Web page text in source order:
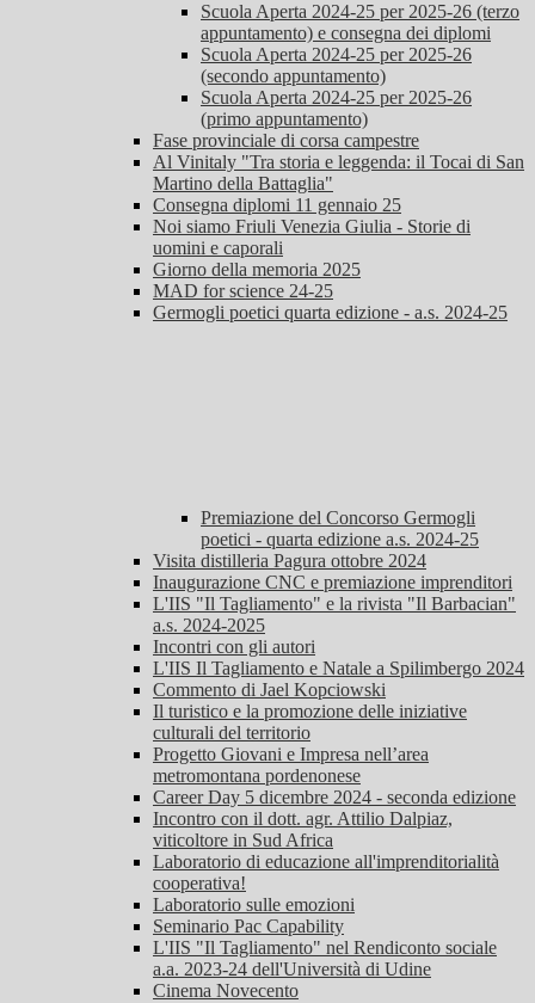
Scuola Aperta 2024-25 per 2025-26 (terzo
appuntamento) e consegna dei diplomi
Scuola Aperta 2024-25 per 2025-26
(secondo appuntamento)
Scuola Aperta 2024-25 per 2025-26
(primo appuntamento)
Fase provinciale di corsa campestre
Al Vinitaly "Tra storia e leggenda: il Tocai di San
Martino della Battaglia"
Consegna diplomi 11 gennaio 25
Noi siamo Friuli Venezia Giulia - Storie di
uomini e caporali
Giorno della memoria 2025
MAD for science 24-25
Germogli poetici quarta edizione - a.s. 2024-25
Premiazione del Concorso Germogli
poetici - quarta edizione a.s. 2024-25
Visita distilleria Pagura ottobre 2024
Inaugurazione CNC e premiazione imprenditori
L'IIS "Il Tagliamento" e la rivista "Il Barbacian"
a.s. 2024-2025
Incontri con gli autori
L'IIS Il Tagliamento e Natale a Spilimbergo 2024
Commento di Jael Kopciowski
Il turistico e la promozione delle iniziative
culturali del territorio
Progetto Giovani e Impresa nell’area
metromontana pordenonese
Career Day 5 dicembre 2024 - seconda edizione
Incontro con il dott. agr. Attilio Dalpiaz,
viticoltore in Sud Africa
Laboratorio di educazione all'imprenditorialità
cooperativa!
Laboratorio sulle emozioni
Seminario Pac Capability
L'IIS "Il Tagliamento" nel Rendiconto sociale
a.a. 2023-24 dell'Università di Udine
Cinema Novecento